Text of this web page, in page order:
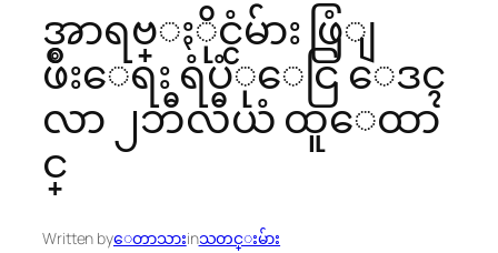
အာရဗ္ႏိုင္ငံမ်ား ဖြံျ
ဖိဳးေရး ရံပံုေငြ ေဒၚ
လာ ၂ဘီလီယံ ထူေထာ
င္
Written byေတာသားinသတင္းမ်ား